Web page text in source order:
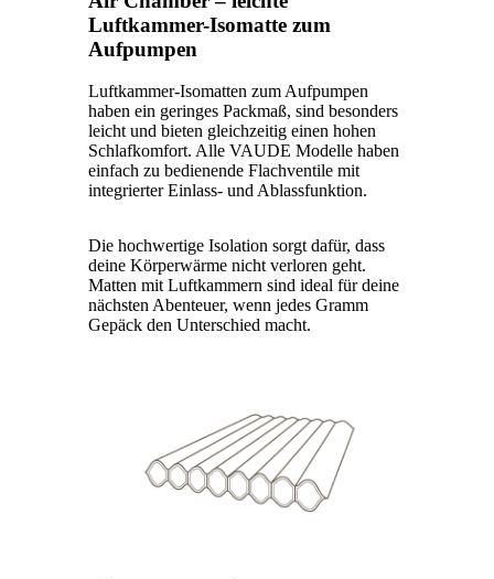
Luftkammer-Isomatte zum
Aufpumpen
Luftkammer-Isomatten zum Aufpumpen
haben ein geringes Packmaß, sind besonders
leicht und bieten gleichzeitig einen hohen
Schlafkomfort. Alle VAUDE Modelle haben
einfach zu bedienende Flachventile mit
integrierter Einlass- und Ablassfunktion.
Die hochwertige Isolation sorgt dafür, dass
deine Körperwärme nicht verloren geht.
Matten mit Luftkammern sind ideal für deine
nächsten Abenteuer, wenn jedes Gramm
Gepäck den Unterschied macht.